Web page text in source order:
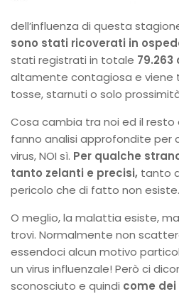
dell’influenza di questa
sono stati ricoverati in
stati registrati in totale 79.263
altamente contagiosa e viene
tosse, starnuti o solo
Cosa cambia tra noi ed il resto
fanno analisi approfondite per
virus, NOI sì. Per qualche
tanto zelanti e precisi, tanto
pericolo che di fatto non esiste.
O meglio, la malattia esiste,
trovi. Normalmente non
essendoci alcun motivo
un virus influenzale! Però ci
sconosciuto e quindi come dei